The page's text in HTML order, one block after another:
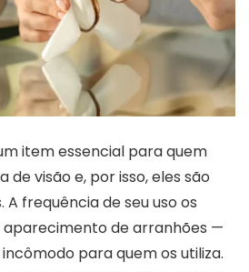
item essencial para quem
visão e, por isso, eles são
A frequência de seu uso os
de arranhões —
para quem os utiliza.